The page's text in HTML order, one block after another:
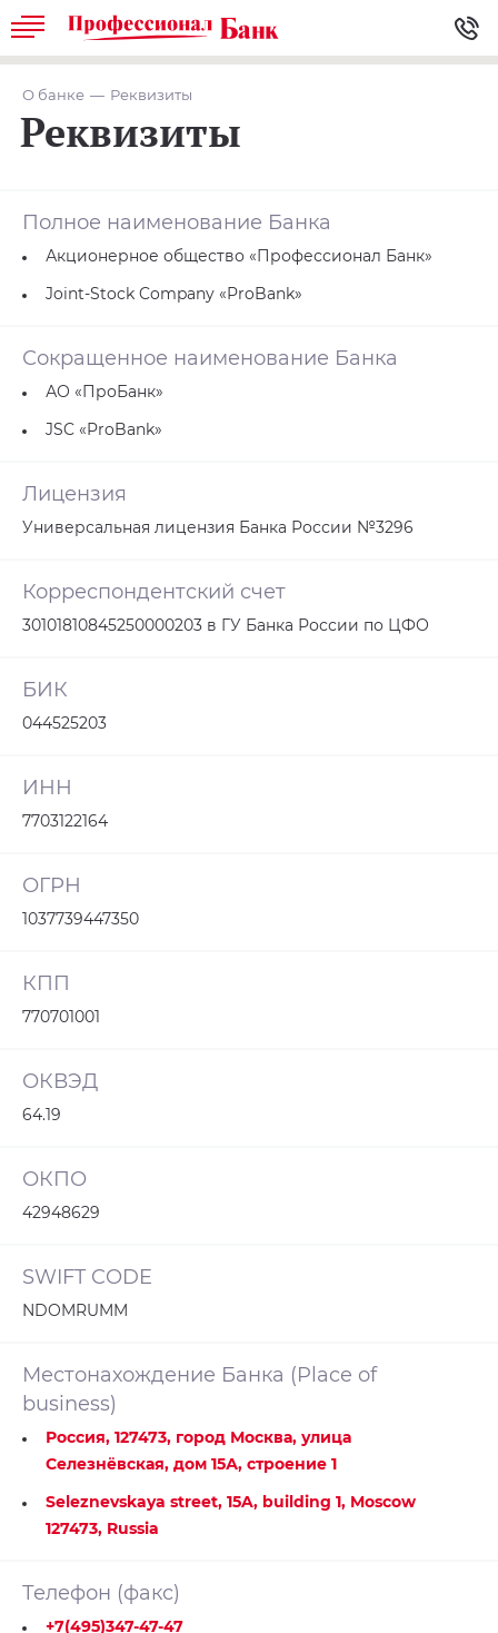
О банке Реквизиты
Реквизиты
Полное наименование Банка
Акционерное общество «Профессионал Банк»
Joint-Stock Company «ProBank»
Сокращенное наименование Банка
АО «ПроБанк»
JSC «ProBank»
Лицензия
Универсальная лицензия Банка России №3296
Корреспондентский счет
30101810845250000203 в ГУ Банка России по ЦФО
БИК
044525203
ИНН
7703122164
ОГРН
1037739447350
КПП
770701001
ОКВЭД
64.19
ОКПО
42948629
SWIFT CODE
NDOMRUMM
Местонахождение Банка (Place of
business)
Россия, 127473, город Москва, улица
Cелезнёвская, дом 15А, строение 1
Seleznevskaya street, 15A, building 1, Moscow
127473, Russia
Телефон (факс)
+7(495)347-47-47